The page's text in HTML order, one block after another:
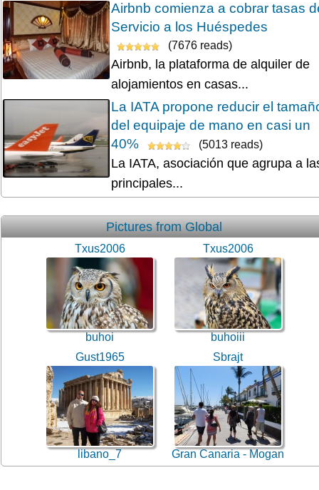
Airbnb comienza a cobrar tasas
Servicio a los Huéspedes
(7676 reads)
Airbnb, la plataforma de alquiler de
alojamientos en casas...
La IATA propone reducir el
del equipaje de mano en casi un
40%
(5013 reads)
La IATA, asociación que agrupa a
principales...
Pictures from Global
Txus2006
buhoi
Txus2006
buhoiii
Gust1965
libano_7
Sbrajt
Gran Canaria - Mogan